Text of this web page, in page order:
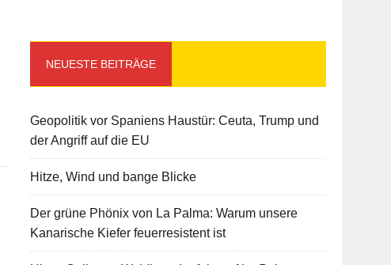
NEUESTE BEITRÄGE
Geopolitik vor Spaniens Haustür: Ceuta, Trump und
der Angriff auf die EU
Hitze, Wind und bange Blicke
Der grüne Phönix von La Palma: Warum unsere
Kanarische Kiefer feuerresistent ist